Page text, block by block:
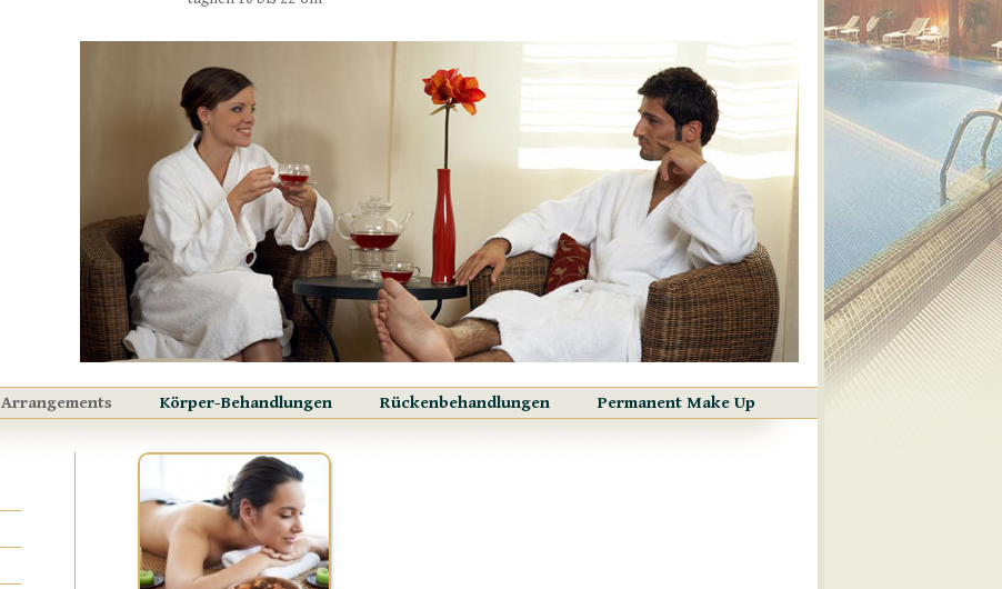
Arrangements Körper-Behandlungen Rückenbehandlungen Permanent Make Up